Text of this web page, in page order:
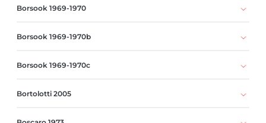
Borsook 1969-1970
Borsook 1969-1970b
Borsook 1969-1970c
Bortolotti 2005